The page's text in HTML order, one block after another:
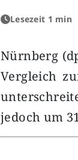
Lesezeit 1 min
Nürnberg
Vergleich
jedoch um